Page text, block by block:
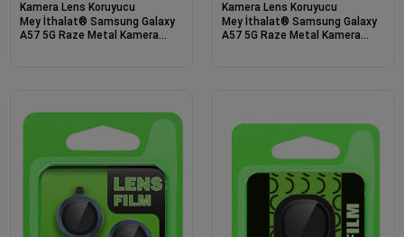
Kamera Lens Koruyucu
Mey İthalat® Samsung Galaxy
A57 5G Raze Metal Kamera
Kamera Lens Koruyucu
Mey İthalat® Samsung Galaxy
A57 5G Raze Metal Kamera